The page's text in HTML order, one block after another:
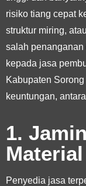
risiko tiang cepat
struktur miring,
salah penanganan
kepada jasa
Kabupaten
keuntungan,
1.
Penyedia jasa